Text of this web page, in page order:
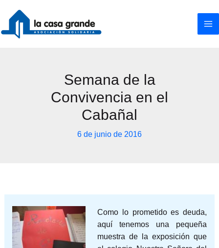
contenido
Semana de la
Convivencia en el
Cabañal
6 de junio de 2016
Como lo prometido es deuda,
aquí tenemos una pequeña
muestra de la exposición que